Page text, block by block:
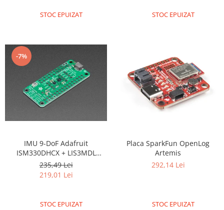
STOC EPUIZAT STOC EPUIZAT
-7%
IMU 9-DoF Adafruit
ISM330DHCX + LIS3MDL
FeatherWing
235,49 Lei
219,01 Lei
STOC EPUIZAT
Placa SparkFun OpenLog
Artemis
292,14 Lei
STOC EPUIZAT